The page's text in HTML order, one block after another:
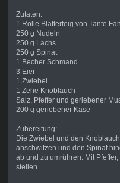
Zutaten:
1 Rolle Blätterteig von Tante
250 g Nudeln
250 g Lachs
250 g Spinat
1 Becher Schmand
3 Eier
1 Zwiebel
1 Zehe Knoblauch
Salz, Pfeffer und geriebener
200 g geriebener Käse
Zubereitung:
Die Zwiebel und den
anschwitzen und den Spinat
ab und zu umrühren. Mit
stellen.